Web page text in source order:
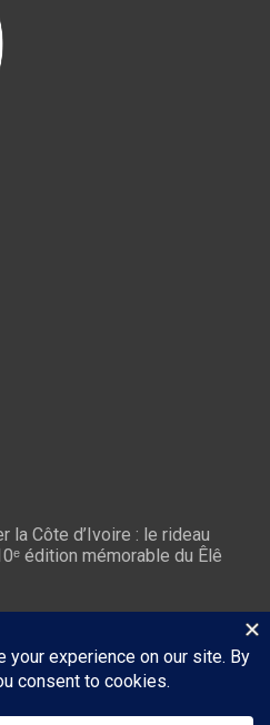
la Côte d’Ivoire : le rideau
édition mémorable du Êlê
Ouattara porte le plaidoyer
de l’autonomisation des